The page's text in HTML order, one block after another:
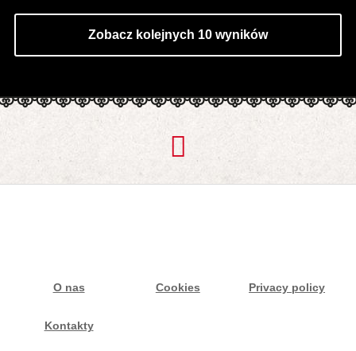
Zobacz kolejnych 10 wyników
O nas Cookies Privacy policy
Kontakty